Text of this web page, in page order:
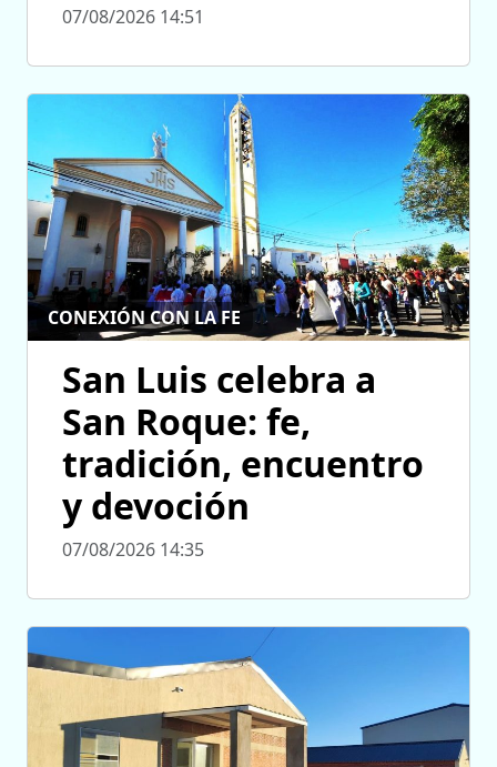
07/08/2026 14:51
CONEXIÓN CON LA FE
San Luis celebra a
San Roque: fe,
tradición, encuentro
y devoción
07/08/2026 14:35